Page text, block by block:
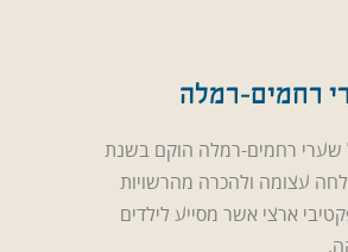
רחמים-רמלה
רחמים-רמלה הוקם בשנת
להצלחה עצומה ולהכרה מהרשויות
ארצי אשר מסייע לילדים